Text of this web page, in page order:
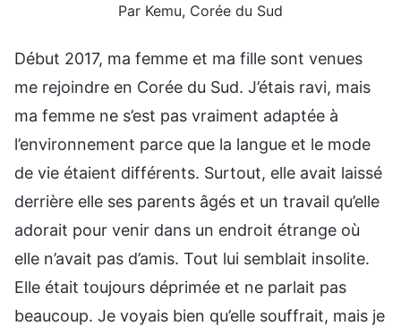
Par Kemu, Corée du Sud
Début 2017, ma femme et ma fille sont venues
me rejoindre en Corée du Sud. J’étais ravi, mais
ma femme ne s’est pas vraiment adaptée à
l’environnement parce que la langue et le mode
de vie étaient différents. Surtout, elle avait laissé
derrière elle ses parents âgés et un travail qu’elle
adorait pour venir dans un endroit étrange où
elle n’avait pas d’amis. Tout lui semblait insolite.
Elle était toujours déprimée et ne parlait pas
beaucoup. Je voyais bien qu’elle souffrait, mais je